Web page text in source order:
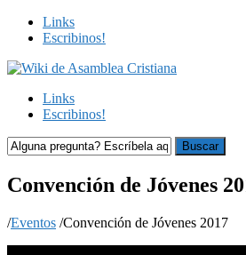
Links
Escribinos!
Links
Escribinos!
Buscar
Convención de Jóvenes
/Eventos /Convención de Jóvenes 2017